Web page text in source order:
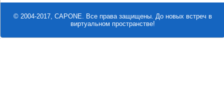
© 2004-2017, CAPONE. Все права защищены. До новых встреч в
виртуальном пространстве!